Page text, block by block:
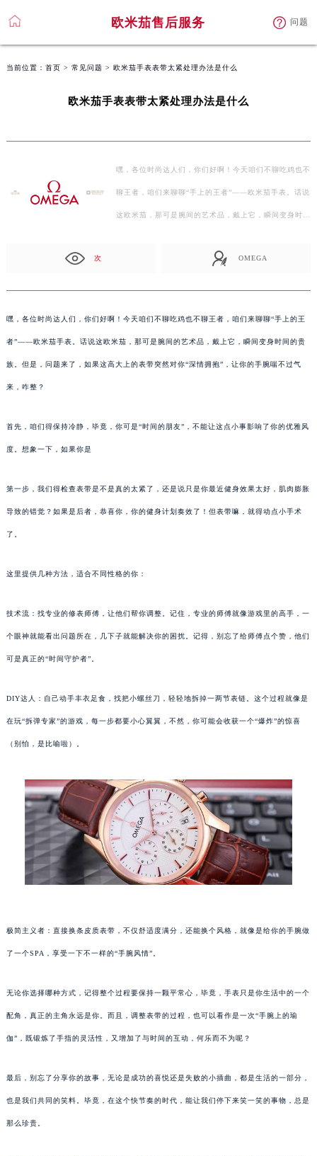
欧米茄售后服务 问题
当前位置： 首页 > 常见问题 > 欧米茄手表表带太紧处理办法是什么
欧米茄手表表带太紧处理办法是什么
嘿，各位时尚达人们，你们好啊！今天咱们不聊吃鸡也不
聊王者，咱们来聊聊“手上的王者”——欧米茄手表。话说
这欧米茄，那可是腕间的艺术品，戴上它，瞬间变身时间
次 OMEGA
嘿，各位时尚达人们，你们好啊！今天咱们不聊吃鸡也不聊王者，咱们来聊聊“手上的王
者”——欧米茄手表。话说这欧米茄，那可是腕间的艺术品，戴上它，瞬间变身时间的贵
族。但是，问题来了，如果这高大上的表带突然对你“深情拥抱”，让你的手腕喘不过气
来，咋整？
首先，咱们得保持冷静，毕竟，你可是“时间的朋友”，不能让这点小事影响了你的优雅风
度。想象一下，如果你是
第一步，我们得检查表带是不是真的太紧了，还是说只是你最近健身效果太好，肌肉膨胀
导致的错觉？如果是后者，恭喜你，你的健身计划奏效了！但表带嘛，就得动点小手术
了。
这里提供几种方法，适合不同性格的你：
技术流：找专业的修表师傅，让他们帮你调整。记住，专业的师傅就像游戏里的高手，一
个眼神就能看出问题所在，几下子就能解决你的困扰。记得，别忘了给师傅点个赞，他们
可是真正的“时间守护者”。
DIY达人：自己动手丰衣足食，找把小螺丝刀，轻轻地拆掉一两节表链。这个过程就像是
在玩“拆弹专家”的游戏，每一步都要小心翼翼，不然，你可能会收获一个“爆炸”的惊喜
（别怕，是比喻啦）。
极简主义者：直接换条皮质表带，不仅舒适度满分，还能换个风格，就像是给你的手腕做
了一个SPA，享受一下不一样的“手腕风情”。
无论你选择哪种方式，记得整个过程要保持一颗平常心，毕竟，手表只是你生活中的一个
配角，真正的主角永远是你。而且，调整表带的过程，也可以看作是一次“手腕上的瑜
伽”，既锻炼了手指的灵活性，又增加了与时间的互动，何乐而不为呢？
最后，别忘了分享你的故事，无论是成功的喜悦还是失败的小插曲，都是生活的一部分，
也是我们共同的笑料。毕竟，在这个快节奏的时代，能让我们停下来笑一笑的事物，总是
那么珍贵。